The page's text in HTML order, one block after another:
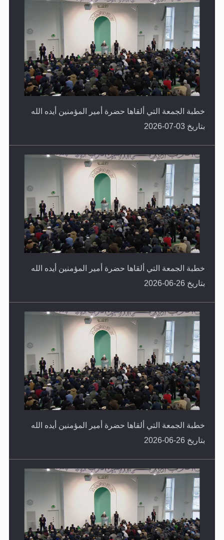
خطبة الجمعة التي ألقاها حضرة أمير المؤمنين أيده الله
بتاريخ 03-07-2026
خطبة الجمعة التي ألقاها حضرة أمير المؤمنين أيده الله
بتاريخ 26-06-2026
خطبة الجمعة التي ألقاها حضرة أمير المؤمنين أيده الله
بتاريخ 26-06-2026